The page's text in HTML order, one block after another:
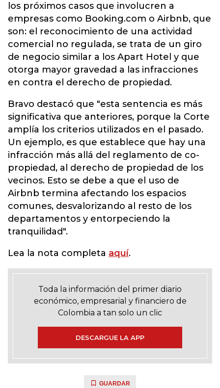
los próximos casos que involucren a
empresas como Booking.com o Airbnb, que
son: el reconocimiento de una actividad
comercial no regulada, se trata de un giro
de negocio similar a los Apart Hotel y que
otorga mayor gravedad a las infracciones
en contra el derecho de propiedad.
Bravo destacó que "esta sentencia es más
significativa que anteriores, porque la Corte
amplía los criterios utilizados en el pasado.
Un ejemplo, es que establece que hay una
infracción más allá del reglamento de co-
propiedad, al derecho de propiedad de los
vecinos. Esto se debe a que el uso de
Airbnb termina afectando los espacios
comunes, desvalorizando al resto de los
departamentos y entorpeciendo la
tranquilidad".
Lea la nota completa aquí.
Toda la información del primer diario
económico, empresarial y financiero de
Colombia a tan solo un clic
DESCARGUE LA APP
GUARDAR